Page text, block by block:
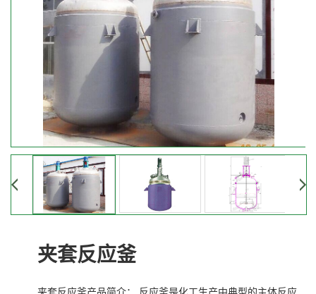
夹套反应釜
夹套反应釜产品简介： 反应釜是化工生产中典型的主体反应